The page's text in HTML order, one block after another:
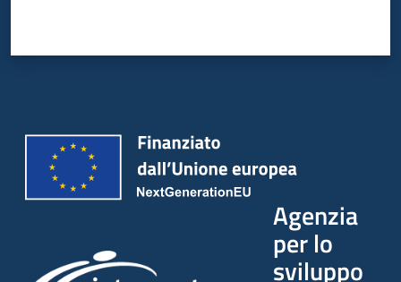
Agenzia
per lo
sviluppo